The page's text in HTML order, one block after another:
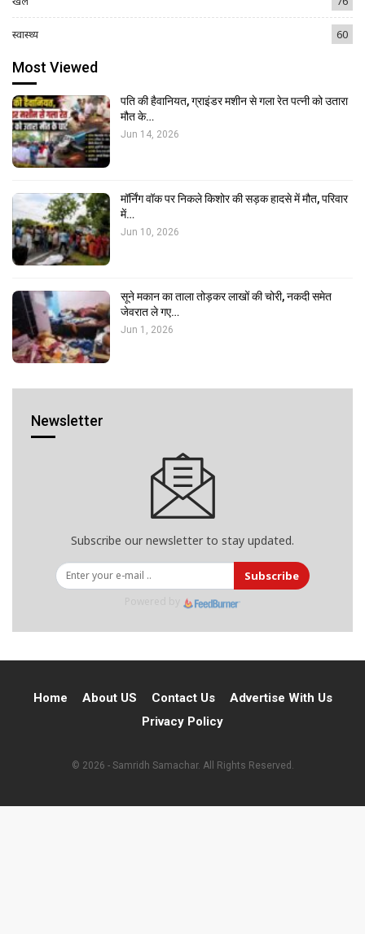
स्वास्थ्य 60
Most Viewed
पति की हैवानियत, ग्राइंडर मशीन से गला रेत पत्नी को उतारा
मौत के…
Jun 14, 2026
मॉर्निंग वॉक पर निकले किशोर की सड़क हादसे में मौत, परिवार
में…
Jun 10, 2026
सूने मकान का ताला तोड़कर लाखों की चोरी, नकदी समेत
जेवरात ले गए…
Jun 1, 2026
Newsletter
Subscribe our newsletter to stay updated.
Subscribe
Home About US Contact Us
Advertise With Us
Privacy Policy
© 2026 - Samridh Samachar. All Rights Reserved.